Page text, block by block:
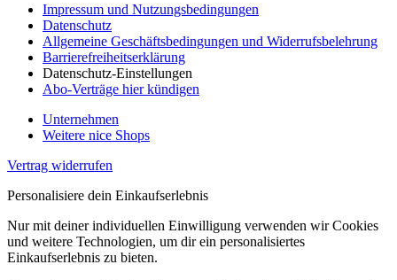
Impressum und Nutzungsbedingungen
Datenschutz
Allgemeine Geschäftsbedingungen und Widerrufsbelehrung
Barrierefreiheitserklärung
Datenschutz-Einstellungen
Abo-Verträge hier kündigen
Unternehmen
Weitere nice Shops
Vertrag widerrufen
Personalisiere dein Einkaufserlebnis
Nur mit deiner individuellen Einwilligung verwenden wir Cookies
und weitere Technologien, um dir ein personalisiertes
Einkaufserlebnis zu bieten.